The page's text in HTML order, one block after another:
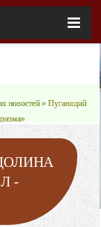
новостей » Пугающий
-